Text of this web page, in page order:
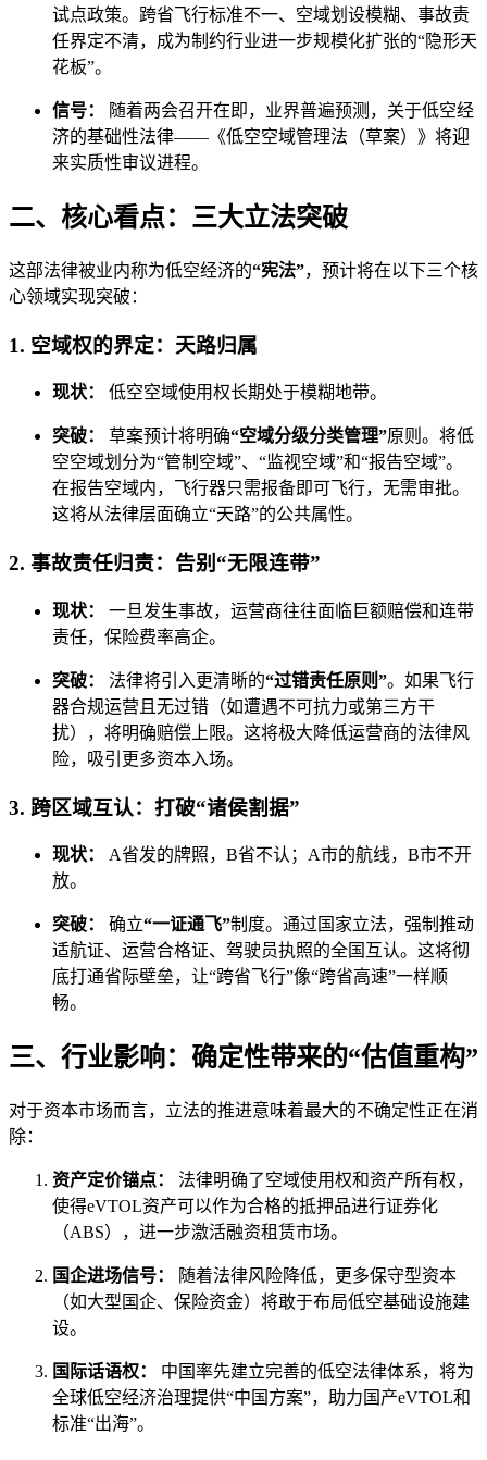
试点政策。跨省飞行标准不一、空域划设模糊、事故责
任界定不清，成为制约行业进一步规模化扩张的“隐形天
花板”。
信号：
随着两会召开在即，业界普遍预测，关于低空经
济的基础性法律——《低空空域管理法（草案）》将迎
来实质性审议进程。
二、核心看点：三大立法突破
这部法律被业内称为低空经济的“宪法”，预计将在以下三个核
心领域实现突破：
1. 空域权的界定：天路归属
现状： 低空空域使用权长期处于模糊地带。
突破： 草案预计将明确“空域分级分类管理”原则。将低
空空域划分为“管制空域”、“监视空域”和“报告空域”。
在报告空域内，飞行器只需报备即可飞行，无需审批。
这将从法律层面确立“天路”的公共属性。
2. 事故责任归责：告别“无限连带”
现状：
一旦发生事故，运营商往往面临巨额赔偿和连带
责任，保险费率高企。
突破： 法律将引入更清晰的“过错责任原则”。如果飞行
器合规运营且无过错（如遭遇不可抗力或第三方干
扰），将明确赔偿上限。这将极大降低运营商的法律风
险，吸引更多资本入场。
3. 跨区域互认：打破“诸侯割据”
现状：
A省发的牌照，B省不认；A市的航线，B市不开
放。
突破： 确立“一证通飞”制度。通过国家立法，强制推动
适航证、运营合格证、驾驶员执照的全国互认。这将彻
底打通省际壁垒，让“跨省飞行”像“跨省高速”一样顺
畅。
三、行业影响：确定性带来的“估值重构”
对于资本市场而言，立法的推进意味着最大的不确定性正在消
除：
资产定价锚点：
法律明确了空域使用权和资产所有权，
使得eVTOL资产可以作为合格的抵押品进行证券化
（ABS），进一步激活融资租赁市场。
国企进场信号：
随着法律风险降低，更多保守型资本
（如大型国企、保险资金）将敢于布局低空基础设施建
设。
国际话语权：
中国率先建立完善的低空法律体系，将为
全球低空经济治理提供“中国方案”，助力国产eVTOL和
标准“出海”。